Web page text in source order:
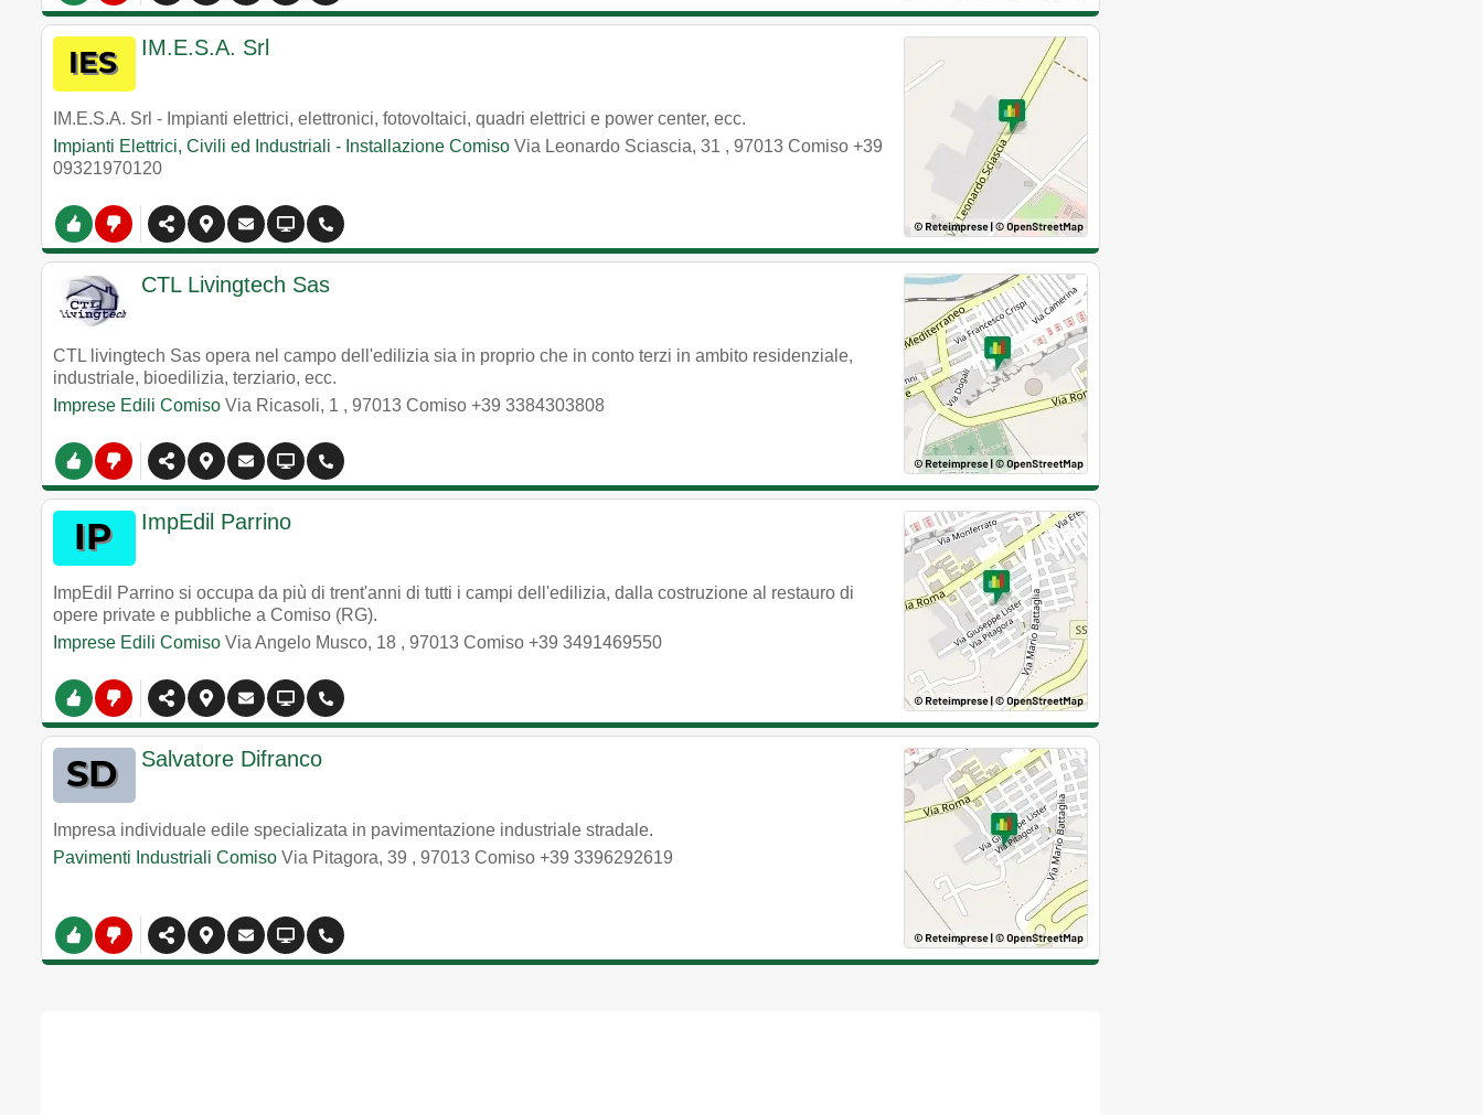
IM.E.S.A. Srl
IM.E.S.A. Srl - Impianti elettrici, elettronici, fotovoltaici, quadri elettrici e power center, ecc.
Impianti Elettrici, Civili ed Industriali - Installazione Comiso Via Leonardo Sciascia, 31 , 97013 Comiso +39
09321970120
CTL Livingtech Sas
CTL livingtech Sas opera nel campo dell'edilizia sia in proprio che in conto terzi in ambito residenziale,
industriale, bioedilizia, terziario, ecc.
Imprese Edili Comiso Via Ricasoli, 1 , 97013 Comiso +39 3384303808
ImpEdil Parrino
ImpEdil Parrino si occupa da più di trent'anni di tutti i campi dell'edilizia, dalla costruzione al restauro di
opere private e pubbliche a Comiso (RG).
Imprese Edili Comiso Via Angelo Musco, 18 , 97013 Comiso +39 3491469550
Salvatore Difranco
Impresa individuale edile specializata in pavimentazione industriale stradale.
Pavimenti Industriali Comiso Via Pitagora, 39 , 97013 Comiso +39 3396292619